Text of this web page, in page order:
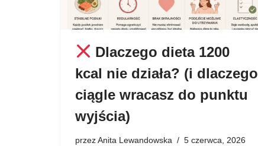
Dlaczego dieta 1200
kcal nie działa? (i dlaczego
ciągle wracasz do punktu
wyjścia)
przezAnita Lewandowska 5 czerwca, 2026